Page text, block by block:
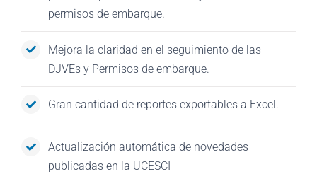
permisos de embarque.
Mejora la claridad en el seguimiento de las
DJVEs y Permisos de embarque.
Gran cantidad de reportes exportables a Excel.
Actualización automática de novedades
publicadas en la UCESCI